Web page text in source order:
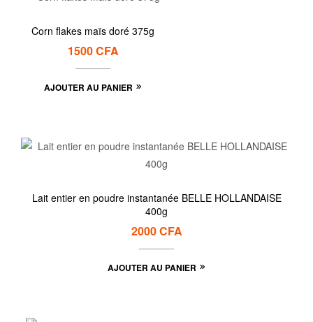
Corn flakes maïs doré 375g
1500CFA
AJOUTER AU PANIER
Lait entier en poudre instantanée BELLE HOLLANDAISE
400g
2000CFA
AJOUTER AU PANIER